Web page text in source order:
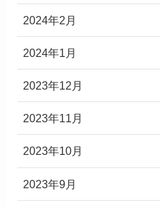
2024年2月
2024年1月
2023年12月
2023年11月
2023年10月
2023年9月